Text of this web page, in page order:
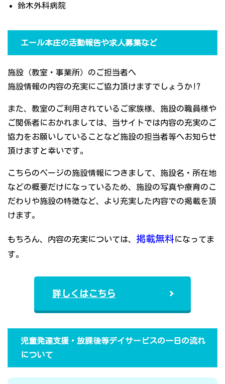
鈴木外科病院
エール本庄の活動報告や求人募集など
施設（教室・事業所）のご担当者へ
施設情報の内容の充実にご協力頂けますでしょうか!?
また、教室のご利用されているご家族様、施設の職員様や
ご関係者におかれましては、当サイトでは内容の充実のご
協力をお願いしていることなど施設の担当者等へお知らせ
頂けますと幸いです。
こちらのページの施設情報につきまして、施設名・所在地
などの概要だけになっているため、施設の写真や療育のこ
だわりや施設の特徴など、より充実した内容での掲載を頂
けます。
もちろん、内容の充実については、 掲載無料になってま
す。
詳しくはこちら
児童発達支援・放課後等デイサービスの一日の流れ
について